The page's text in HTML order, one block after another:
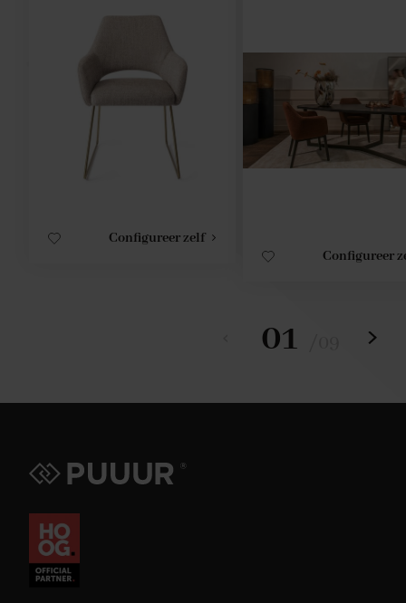
Configureer zelf
Configureer
01